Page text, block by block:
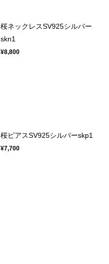
桜ネックレスSV925シルバー
skn1
¥8,800
桜ピアスSV925シルバーskp1
¥7,700